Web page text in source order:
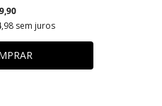
sem juros